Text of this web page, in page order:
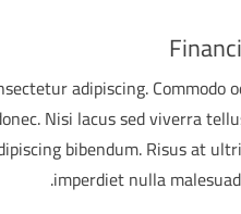
adipiscing. Commodo
Nisi lacus sed viverra
bibendum. Risus at
imperdiet nulla